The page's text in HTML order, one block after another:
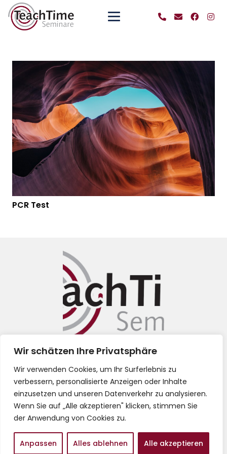
Wir schätzen Ihre Privatsphäre
Wir verwenden Cookies, um Ihr Surferlebnis zu
verbessern, personalisierte Anzeigen oder Inhalte
einzusetzen und unseren Datenverkehr zu analysieren.
Wenn Sie auf „Alle akzeptieren" klicken, stimmen Sie
der Anwendung von Cookies zu.
Anpassen Alles ablehnen Alle akzeptieren
PCR Test
Datenschutz
AGB